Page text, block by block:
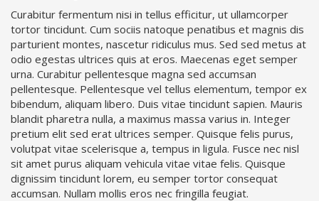
Curabitur fermentum nisi in tellus efficitur, ut ullamcorper
tortor tincidunt. Cum sociis natoque penatibus et magnis dis
parturient montes, nascetur ridiculus mus. Sed sed metus at
odio egestas ultrices quis at eros. Maecenas eget semper
urna. Curabitur pellentesque magna sed accumsan
pellentesque. Pellentesque vel tellus elementum, tempor ex
bibendum, aliquam libero. Duis vitae tincidunt sapien. Mauris
blandit pharetra nulla, a maximus massa varius in. Integer
pretium elit sed erat ultrices semper. Quisque felis purus,
volutpat vitae scelerisque a, tempus in ligula. Fusce nec nisl
sit amet purus aliquam vehicula vitae vitae felis. Quisque
dignissim tincidunt lorem, eu semper tortor consequat
accumsan. Nullam mollis eros nec fringilla feugiat.